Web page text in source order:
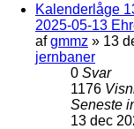
Kalenderlåge
2025-05-13
afgmmz » 13
jernbaner
0 Svar
1176
Seneste
13 dec